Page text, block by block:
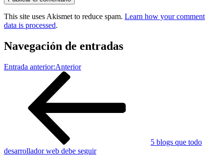
This site uses Akismet to reduce spam. Learn how your comment
data is processed.
Navegación de entradas
Entrada anterior:Anterior
5 blogs que todo
desarrollador web debe seguir